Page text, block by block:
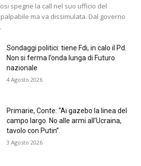
spegne la call nel suo ufficio del
ma va dissimulata. Dal governo
Sondaggi politici: tiene Fdi, in calo il Pd.
Non si ferma l’onda lunga di Futuro
nazionale
4 Agosto 2026
Primarie, Conte: “Ai gazebo la linea del
campo largo. No alle armi all’Ucraina,
tavolo con Putin”.
3 Agosto 2026